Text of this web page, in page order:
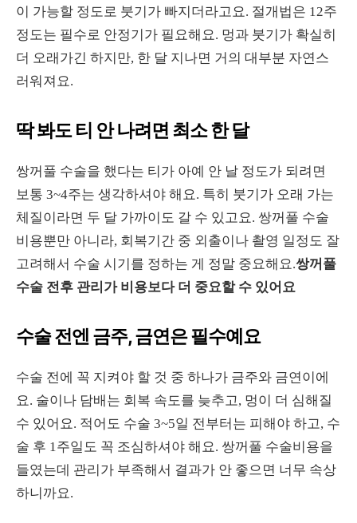
이 가능할 정도로 붓기가 빠지더라고요. 절개법은 12주
정도는 필수로 안정기가 필요해요. 멍과 붓기가 확실히
더 오래가긴 하지만, 한 달 지나면 거의 대부분 자연스
러워져요.
딱 봐도 티 안 나려면 최소 한 달
쌍꺼풀 수술을 했다는 티가 아예 안 날 정도가 되려면
보통 3~4주는 생각하셔야 해요. 특히 붓기가 오래 가는
체질이라면 두 달 가까이도 갈 수 있고요. 쌍꺼풀 수술
비용뿐만 아니라, 회복기간 중 외출이나 촬영 일정도 잘
고려해서 수술 시기를 정하는 게 정말 중요해요.쌍꺼풀
수술 전후 관리가 비용보다 더 중요할 수 있어요
수술 전엔 금주, 금연은 필수예요
수술 전에 꼭 지켜야 할 것 중 하나가 금주와 금연이에
요. 술이나 담배는 회복 속도를 늦추고, 멍이 더 심해질
수 있어요. 적어도 수술 3~5일 전부터는 피해야 하고, 수
술 후 1주일도 꼭 조심하셔야 해요. 쌍꺼풀 수술비용을
들였는데 관리가 부족해서 결과가 안 좋으면 너무 속상
하니까요.